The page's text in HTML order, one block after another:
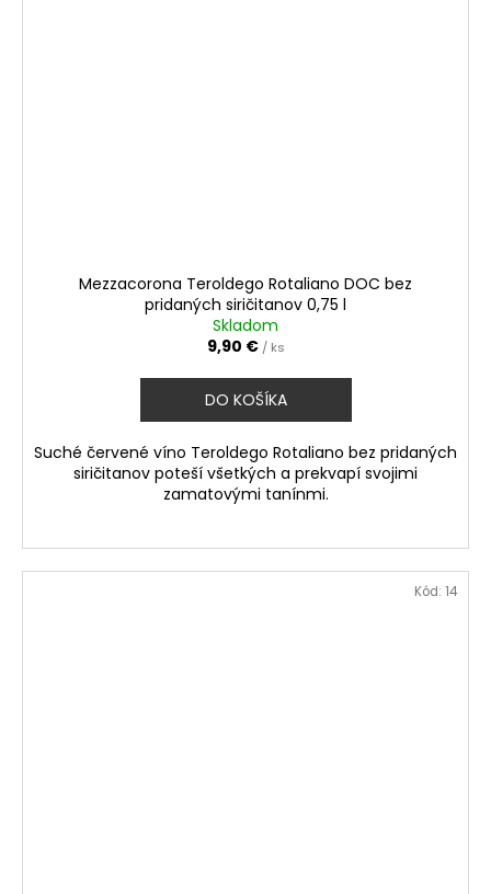
Mezzacorona Teroldego Rotaliano DOC bez
pridaných siričitanov 0,75 l
Skladom
9,90 € / ks
DO KOŠÍKA
Suché červené víno Teroldego Rotaliano bez pridaných
siričitanov poteší všetkých a prekvapí svojimi
zamatovými tanínmi.
Kód: 14